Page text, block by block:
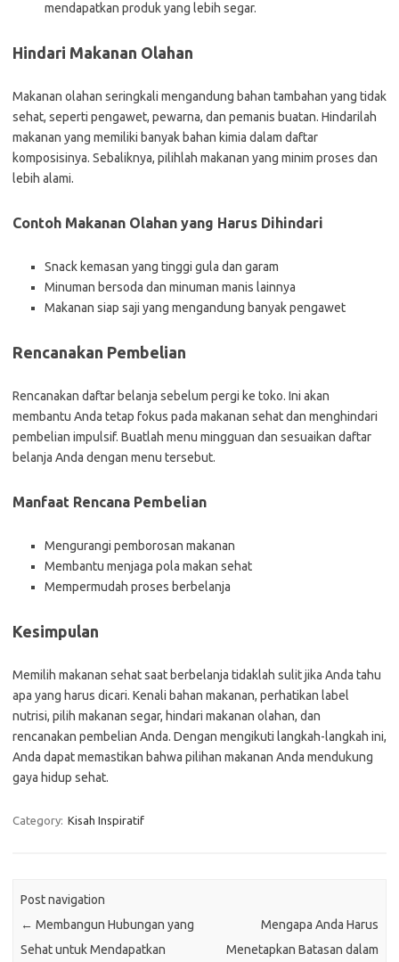
mendapatkan produk yang lebih segar.
Hindari Makanan Olahan
Makanan olahan seringkali mengandung bahan tambahan yang tidak
sehat, seperti pengawet, pewarna, dan pemanis buatan. Hindarilah
makanan yang memiliki banyak bahan kimia dalam daftar
komposisinya. Sebaliknya, pilihlah makanan yang minim proses dan
lebih alami.
Contoh Makanan Olahan yang Harus Dihindari
Snack kemasan yang tinggi gula dan garam
Minuman bersoda dan minuman manis lainnya
Makanan siap saji yang mengandung banyak pengawet
Rencanakan Pembelian
Rencanakan daftar belanja sebelum pergi ke toko. Ini akan
membantu Anda tetap fokus pada makanan sehat dan menghindari
pembelian impulsif. Buatlah menu mingguan dan sesuaikan daftar
belanja Anda dengan menu tersebut.
Manfaat Rencana Pembelian
Mengurangi pemborosan makanan
Membantu menjaga pola makan sehat
Mempermudah proses berbelanja
Kesimpulan
Memilih makanan sehat saat berbelanja tidaklah sulit jika Anda tahu
apa yang harus dicari. Kenali bahan makanan, perhatikan label
nutrisi, pilih makanan segar, hindari makanan olahan, dan
rencanakan pembelian Anda. Dengan mengikuti langkah-langkah ini,
Anda dapat memastikan bahwa pilihan makanan Anda mendukung
gaya hidup sehat.
Category: Kisah Inspiratif
Post navigation
← Membangun Hubungan yang
Sehat untuk Mendapatkan
Mengapa Anda Harus
Menetapkan Batasan dalam